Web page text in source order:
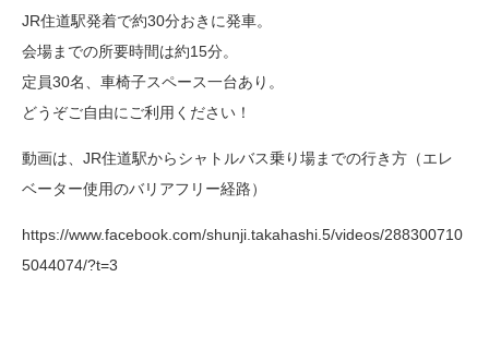
JR住道駅発着で約30分おきに発車。
会場までの所要時間は約15分。
定員30名、車椅子スペース一台あり。
どうぞご自由にご利用ください！
動画は、JR住道駅からシャトルバス乗り場までの行き方（エレ
ベーター使用のバリアフリー経路）
https://www.facebook.com/shunji.takahashi.5/videos/288300710
5044074/?t=3